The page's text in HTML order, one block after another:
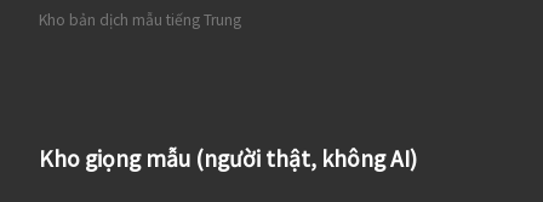
Kho bản dịch mẫu tiếng Trung
Kho giọng mẫu (người thật, không AI)